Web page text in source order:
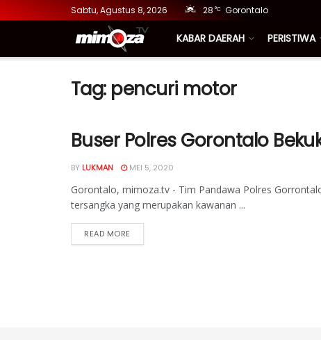
Sabtu, Agustus 8, 2026 28 °C Gorontalo
KABAR DAERAH PERISTIWA
Tag: pencuri motor
Buser Polres Gorontalo
BY LUKMAN MEI 5, 2020
Gorontalo, mimoza.tv - Tim Pandawa Polres
tersangka yang merupakan kawanan ...
READ MORE